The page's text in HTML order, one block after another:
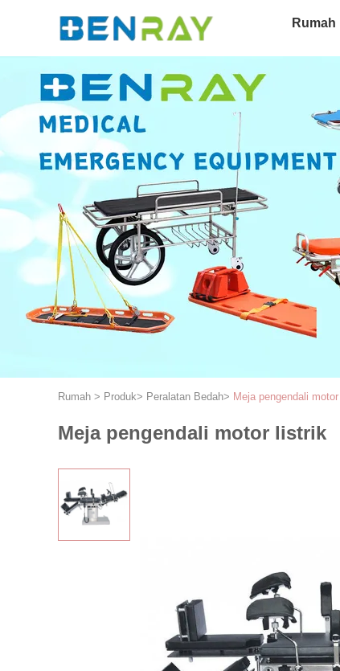
Rumah
Rumah > Produk> Peralatan Bedah> Meja pengendali
Meja pengendali motor listrik